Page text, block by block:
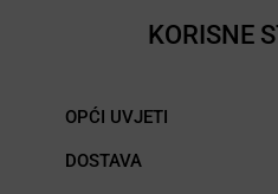
KORISNE
OPĆI UVJETI
DOSTAVA